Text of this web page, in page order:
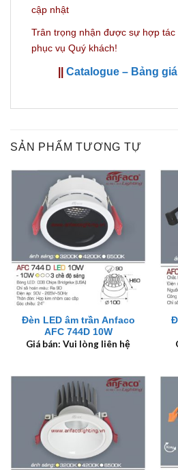
cập nhật
Trân trọng nhận được sự hợp
phục vụ Quý khách!
Catalogue – Bảng
SẢN PHẨM TƯƠNG TỰ
Đèn LED âm trần Anfaco
AFC 744D 10W
Giá bán: Vui lòng liên hệ